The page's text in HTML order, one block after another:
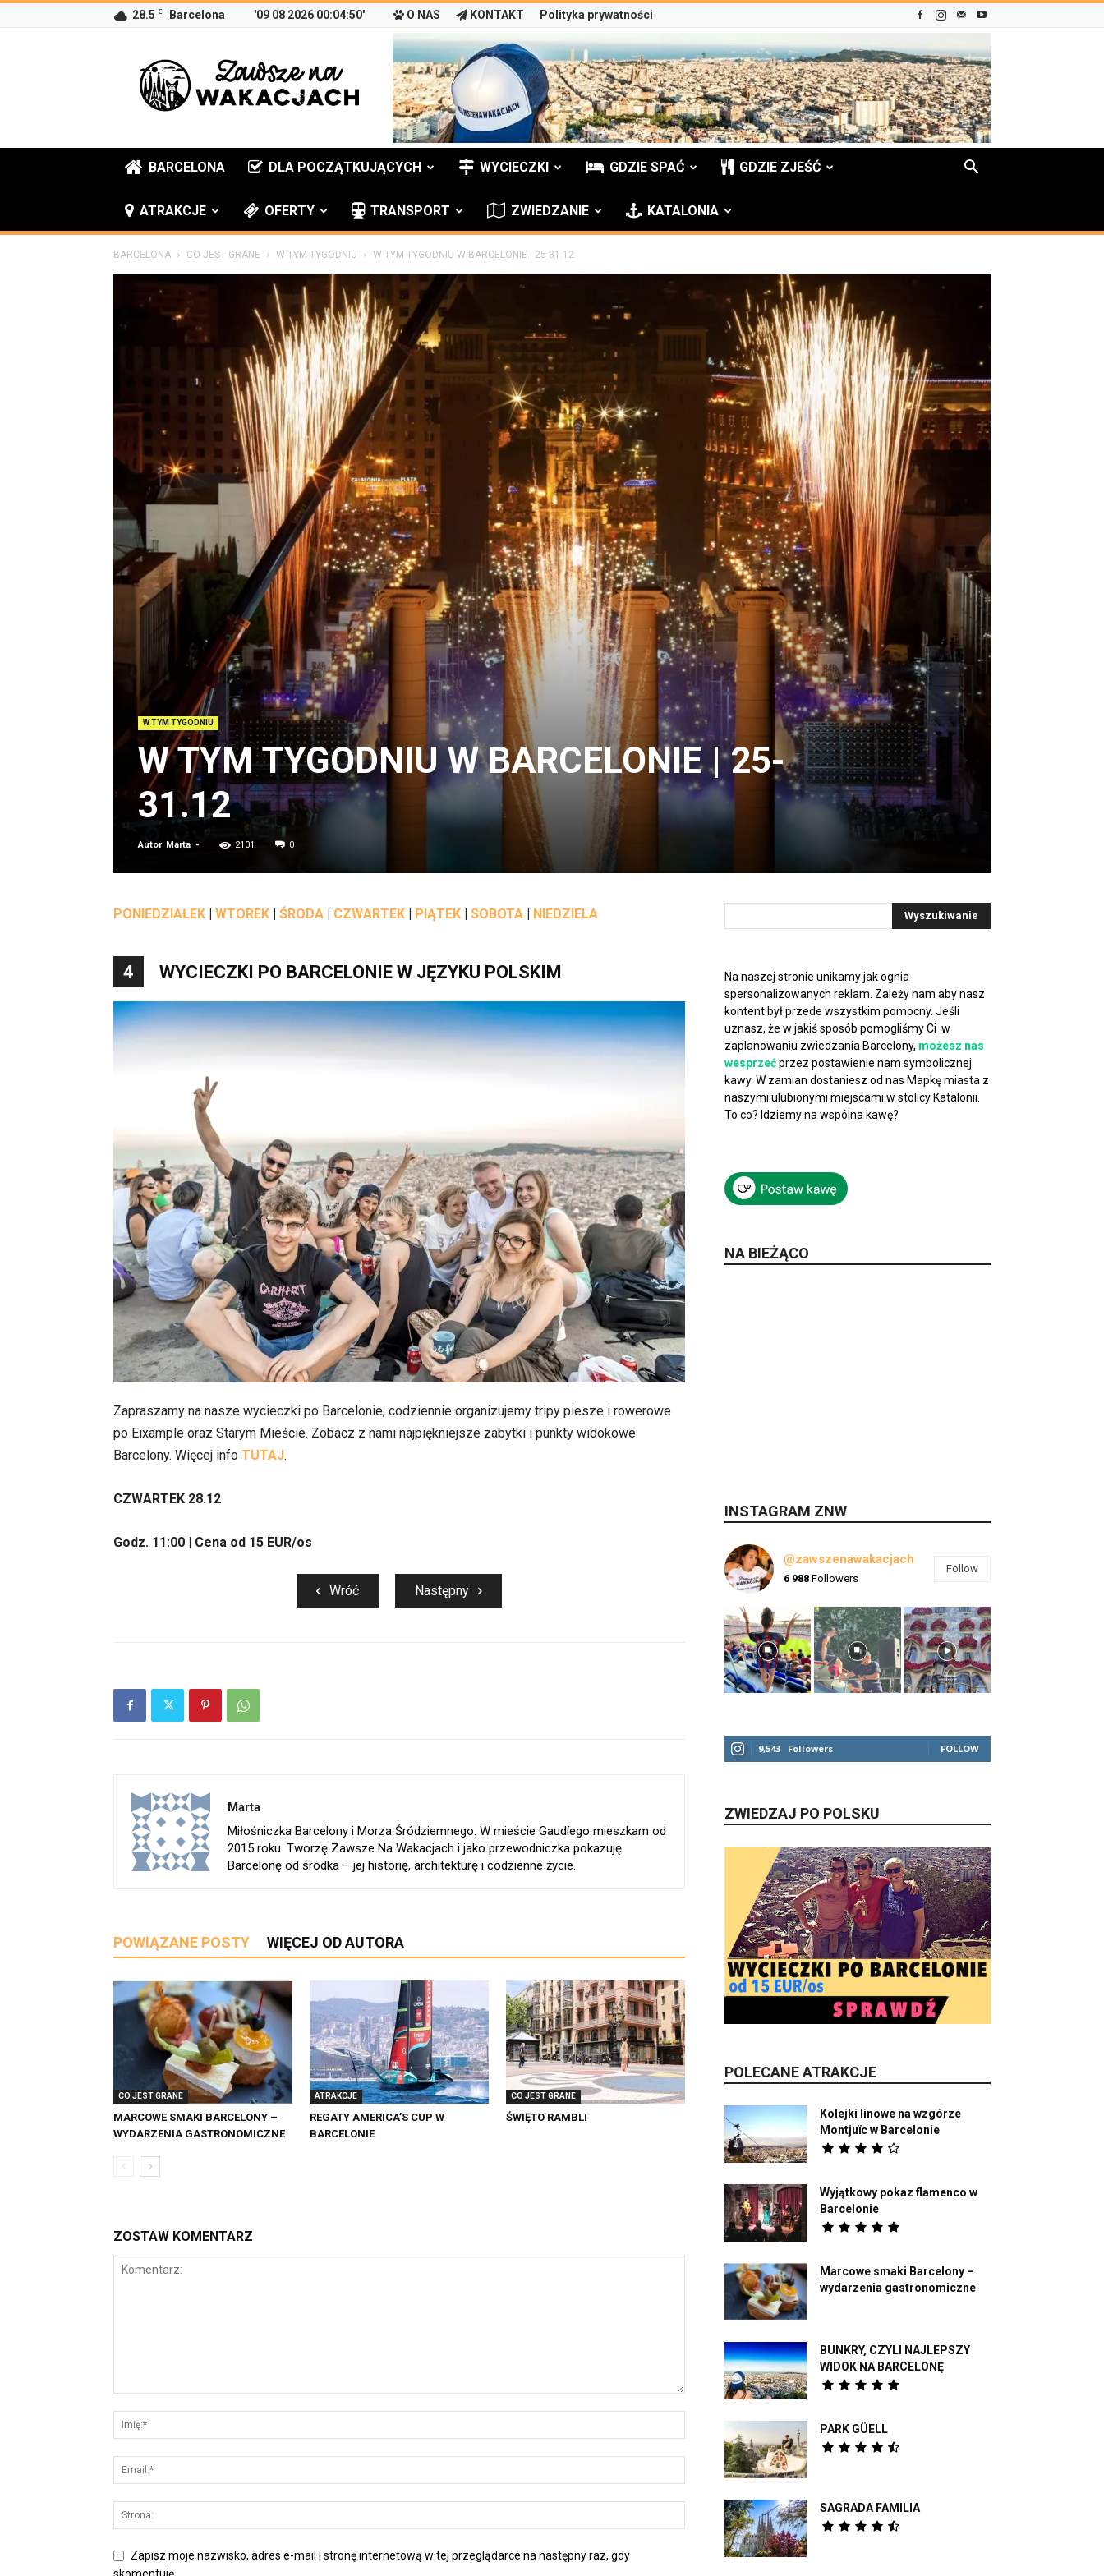
28.5 C Barcelona '09 08 2026 00:04:50' O NAS KONTAKT Polityka prywatności
Zawsze
na
wakacjach
BARCELONA DLA POCZĄTKUJĄCYCH WYCIECZKI GDZIE SPAĆ GDZIE ZJEŚĆ
ATRAKCJE OFERTY TRANSPORT ZWIEDZANIE KATALONIA
BARCELONA CO JEST GRANE W TYM TYGODNIU W TYM TYGODNIU W BARCELONIE | 25-31.12
W TYM TYGODNIU
W TYM TYGODNIU W BARCELONIE | 25-
31.12
Autor Marta - 2101 0
PONIEDZIAŁEK | WTOREK | ŚRODA | CZWARTEK | PIĄTEK | SOBOTA | NIEDZIELA
4 WYCIECZKI PO BARCELONIE W JĘZYKU POLSKIM
Zapraszamy na nasze wycieczki po Barcelonie, codziennie organizujemy tripy piesze i rowerowe
po Eixample oraz Starym Mieście. Zobacz z nami najpiękniejsze zabytki i punkty widokowe
Barcelony. Więcej info TUTAJ.
CZWARTEK 28.12
Godz. 11:00 | Cena od 15 EUR/os
Wróć Następny
Marta
Miłośniczka Barcelony i Morza Śródziemnego. W mieście Gaudíego mieszkam od
2015 roku. Tworzę Zawsze Na Wakacjach i jako przewodniczka pokazuję
Barcelonę od środka – jej historię, architekturę i codzienne życie.
POWIĄZANE POSTY WIĘCEJ OD AUTORA
CO JEST GRANE
MARCOWE SMAKI BARCELONY –
WYDARZENIA GASTRONOMICZNE
ATRAKCJE
REGATY AMERICA’S CUP W
BARCELONIE
CO JEST GRANE
ŚWIĘTO RAMBLI
ZOSTAW KOMENTARZ
Zapisz moje nazwisko, adres e-mail i stronę internetową w tej przeglądarce na następny raz, gdy
skomentuję.
Na naszej stronie unikamy jak ognia
spersonalizowanych reklam. Zależy nam aby nasz
kontent był przede wszystkim pomocny. Jeśli
uznasz, że w jakiś sposób pomogliśmy Ci w
zaplanowaniu zwiedzania Barcelony, możesz nas
wesprzećprzez postawienie nam symbolicznej
kawy. W zamian dostaniesz od nas Mapkę miasta z
naszymi ulubionymi miejscami w stolicy Katalonii.
To co? Idziemy na wspólna kawę?
NA BIEŻĄCO
INSTAGRAM ZNW
@zawszenawakacjach
6 988 Followers
Follow
9,543 Followers FOLLOW
ZWIEDZAJ PO POLSKU
POLECANE ATRAKCJE
Kolejki linowe na wzgórze
Montjuïc w Barcelonie
Wyjątkowy pokaz flamenco w
Barcelonie
Marcowe smaki Barcelony –
wydarzenia gastronomiczne
BUNKRY, CZYLI NAJLEPSZY
WIDOK NA BARCELONĘ
PARK GÜELL
SAGRADA FAMILIA